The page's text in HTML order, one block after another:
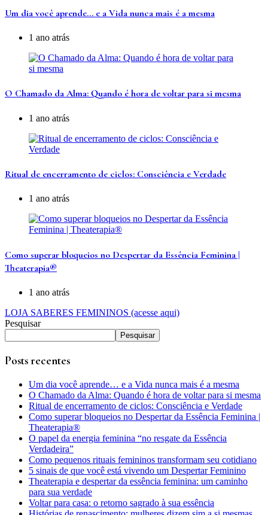
Um dia você aprende… e a Vida nunca mais é a mesma
1 ano atrás
O Chamado da Alma: Quando é hora de voltar para si mesma
1 ano atrás
Ritual de encerramento de ciclos: Consciência e Verdade
1 ano atrás
Como superar bloqueios no Despertar da Essência Feminina |
Theaterapia®
1 ano atrás
LOJA SABERES FEMININOS (acesse aqui)
Pesquisar
Pesquisar
Posts recentes
Um dia você aprende… e a Vida nunca mais é a mesma
O Chamado da Alma: Quando é hora de voltar para si mesma
Ritual de encerramento de ciclos: Consciência e Verdade
Como superar bloqueios no Despertar da Essência Feminina |
Theaterapia®
O papel da energia feminina “no resgate da Essência
Verdadeira”
Como pequenos rituais femininos transformam seu cotidiano
5 sinais de que você está vivendo um Despertar Feminino
Theaterapia e despertar da essência feminina: um caminho
para sua verdade
Voltar para casa: o retorno sagrado à sua essência